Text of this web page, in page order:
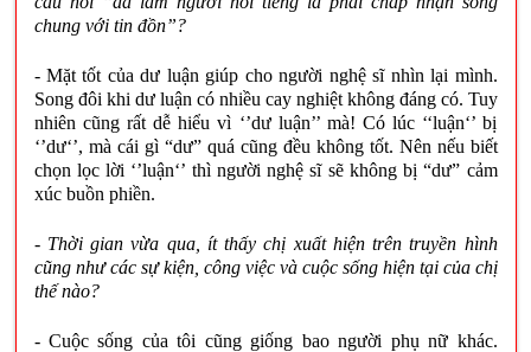
chung với tin đồn”?
- Mặt tốt của dư luận giúp cho người nghệ sĩ nhìn lại mình.
Song đôi khi dư luận có nhiều cay nghiệt không đáng có. Tuy
nhiên cũng rất dễ hiểu vì ‘’dư luận’’ mà! Có lúc ‘‘luận‘’ bị
‘’dư‘’, mà cái gì “dư” quá cũng đều không tốt. Nên nếu biết
chọn lọc lời ‘’luận‘’ thì người nghệ sĩ sẽ không bị “dư” cảm
xúc buồn phiền.
- Thời gian vừa qua, ít thấy chị xuất hiện trên truyền hình
cũng như các sự kiện, công việc và cuộc sống hiện tại của chị
thế nào?
- Cuộc sống của tôi cũng giống bao người phụ nữ khác.